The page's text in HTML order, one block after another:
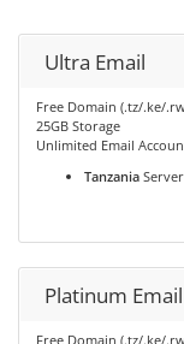
Ultra Email
Free Domain (.tz/.ke/
25GB Storage
Unlimited Email
Tanzania
Platinum Email
Free Domain (.tz/.ke/